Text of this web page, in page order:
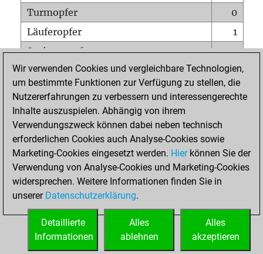
Turmopfer
0
Läuferopfer
1
Springeropfer
0
Bauernopfer
0
Matt auf vollem Brett
0
Bauer setzt Matt
Erstickte Matts
Unterverwandlungen
0
Türme auf der siebten
0
STARTSEITE
Wir verwenden Cookies und vergleichbare Technologien,
um bestimmte Funktionen zur Verfügung zu stellen, die
Nutzererfahrungen zu verbessern und interessengerechte
Inhalte auszuspielen. Abhängig von ihrem
Verwendungszweck können dabei neben technisch
erforderlichen Cookies auch Analyse-Cookies sowie
Marketing-Cookies eingesetzt werden. Hierkönnen Sie der
Verwendung von Analyse-Cookies und Marketing-Cookies
widersprechen. Weitere Informationen finden Sie in
unserer Datenschutzerklärung.
Alles
akzeptieren
Alles
ablehnen
Detaillierte
Informationen